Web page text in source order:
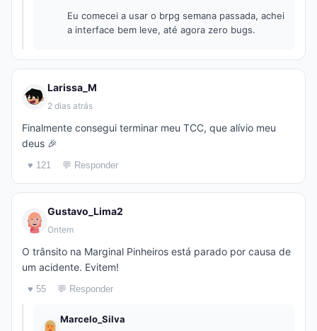
Eu comecei a usar o brpg semana passada, achei
a interface bem leve, até agora zero bugs.
Larissa_M
2 dias atrás
Finalmente consegui terminar meu TCC, que alívio meu
deus 🎉
♥ 121 💬 Responder
Gustavo_Lima2
Ontem
O trânsito na Marginal Pinheiros está parado por causa de
um acidente. Evitem!
♥ 55 💬 Responder
Marcelo_Silva